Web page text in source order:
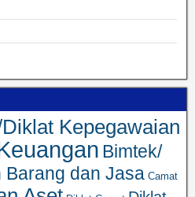
Kepegawaian
Bimtek/
Barang dan Jasa Camat